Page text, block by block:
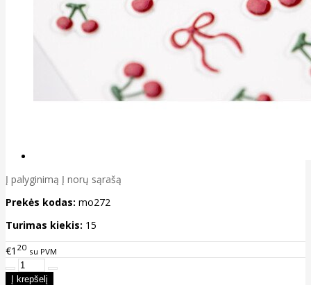
Į palyginimą Į norų sąrašą
Prekės kodas: mo272
Turimas kiekis: 15
€1 20 su PVM